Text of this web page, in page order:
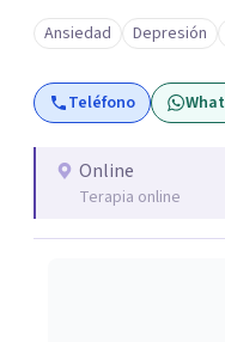
estás atravesando una
o quisieras
a que me contactes
Ansiedad Depresión
Teléfono
Online
Terapia online